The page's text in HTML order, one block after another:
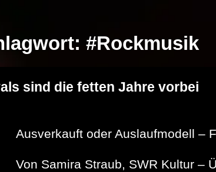
#Rockmusik
sind die fetten Jahre vorbei
Ausverkauft oder Auslaufmodell –
Von Samira Straub, SWR Kultur –